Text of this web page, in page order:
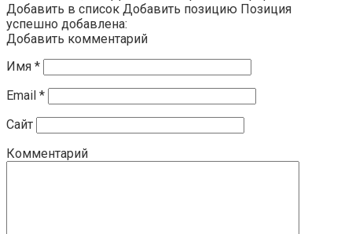
Добавить в список Добавить позицию Позиция
успешно добавлена:
Добавить комментарий
Имя *
Email *
Сайт
Комментарий